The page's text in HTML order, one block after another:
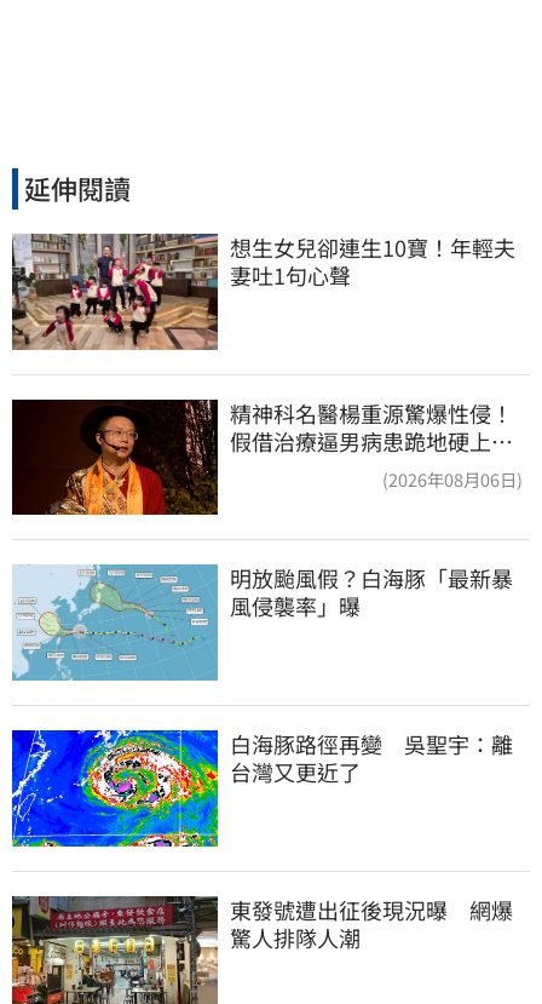
延伸閱讀
想生女兒卻連生10寶！年輕夫
妻吐1句心聲
精神科名醫楊重源驚爆性侵！
假借治療逼男病患跪地硬上…
(2026年08月06日)
明放颱風假？白海豚「最新暴
風侵襲率」曝
白海豚路徑再變　吳聖宇：離
台灣又更近了
東發號遭出征後現況曝　網爆
驚人排隊人潮